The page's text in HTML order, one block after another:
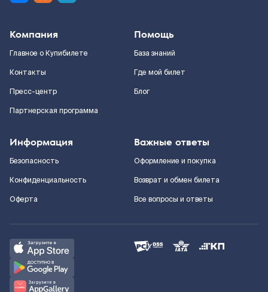
Компания
Главное о Купибилете
Контакты
Пресс-центр
Партнерская программа
Помощь
База знаний
Где мой билет
Блог
Информация
Безопасность
Конфиденциальность
Оферта
Важные ответы
Оформление и покупка
Возврат и обмен билета
Все вопросы и ответы